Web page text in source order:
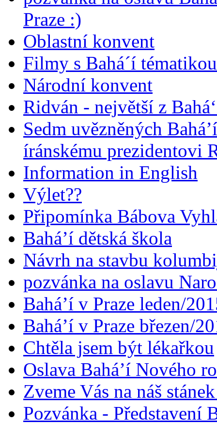
Praze :)
Oblastní konvent
Filmy s Bahá´í
Národní konvent
Ridván - největší z
Sedm uvězněných
íránskému prezidentovi
Information in English
Výlet??
Připomínka Bábova
Bahá’í dětská škola
Návrh na stavbu
pozvánka na oslavu
Bahá’í v Praze leden/
Bahá’í v Praze březen/
Chtěla jsem být lékařkou
Oslava Bahá’í Nového
Zveme Vás na náš
Pozvánka - Představení